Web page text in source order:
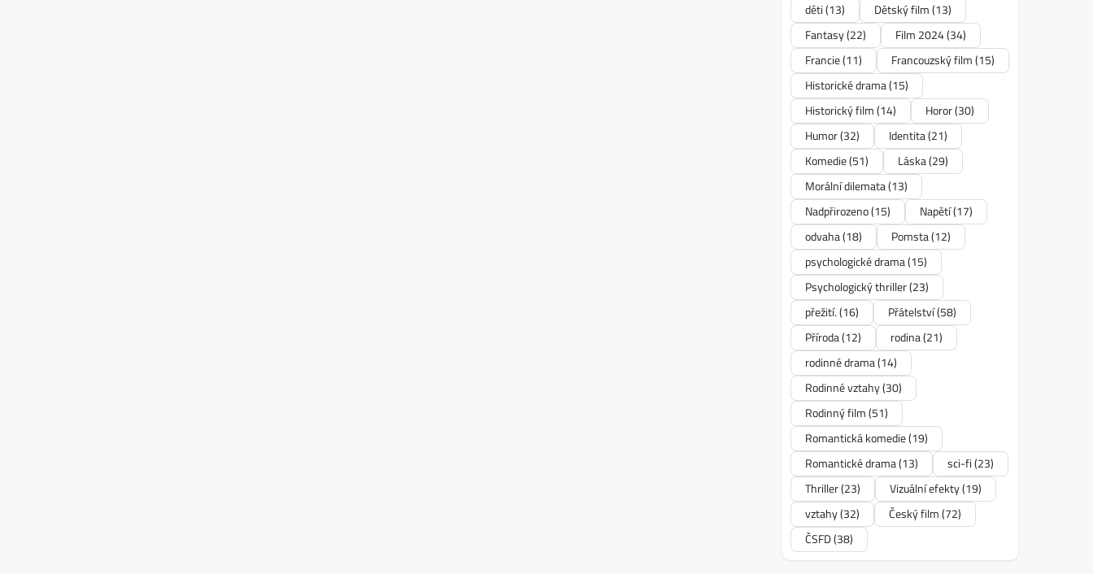
děti(13) Dětský film(13)
Fantasy(22) Film 2024(34)
Francie(11) Francouzský film(15)
Historické drama(15)
Historický film(14) Horor(30)
Humor(32) Identita(21)
Komedie(51) Láska(29)
Morální dilemata(13)
Nadpřirozeno(15) Napětí(17)
odvaha(18) Pomsta(12)
psychologické drama(15)
Psychologický thriller(23)
přežití.(16) Přátelství(58)
Příroda(12) rodina(21)
rodinné drama(14)
Rodinné vztahy(30)
Rodinný film(51)
Romantická komedie(19)
Romantické drama(13) sci-fi(23)
Thriller(23) Vizuální efekty(19)
vztahy(32) Český film(72)
ČSFD(38)